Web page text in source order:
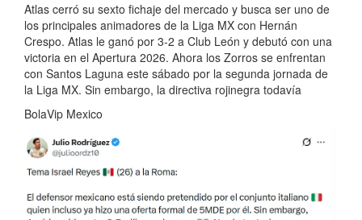
Atlas cerró su sexto fichaje del mercado y busca ser uno de
los principales animadores de la Liga MX con Hernán
Crespo. Atlas le ganó por 3-2 a Club León y debutó con una
victoria en el Apertura 2026. Ahora los Zorros se enfrentan
con Santos Laguna este sábado por la segunda jornada de
la Liga MX. Sin embargo, la directiva rojinegra todavía
BolaVip Mexico